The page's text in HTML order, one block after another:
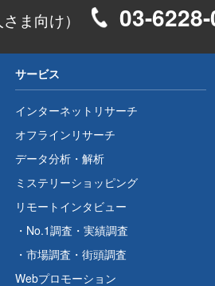
ま向け） 03-
サービス
インターネットリサーチ
オフラインリサーチ
データ分析・解析
ミステリーショッピング
リモートインタビュー
・ No.1調査 ・ 実績調査
・ 市場調査 ・ 街頭調査
Webプロモーション